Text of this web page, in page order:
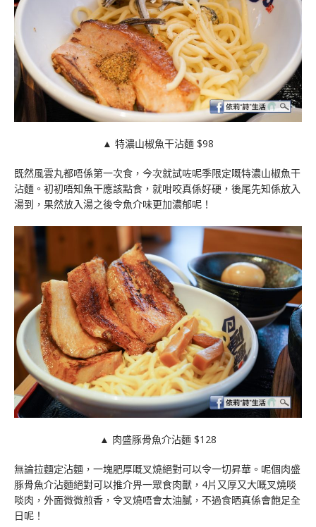
▲ 特濃山椒魚干沾麵 $98
既然風雲丸都唔係第一次食，今次就試咗呢季限定嘅特濃山椒魚干
沾麵。初初唔知魚干應該點食，就咁咬真係好硬，後尾先知係放入
湯到，果然放入湯之後令魚介味更加濃郁呢！
▲ 肉盛豚骨魚介沾麵 $128
無論拉麵定沾麵，一塊肥厚嘅叉燒絕對可以令一切昇華。呢個肉盛
豚骨魚介沾麵絕對可以推介畀一眾食肉獸，4片又厚又大嘅叉燒啖
啖肉，外面微微煎香，令叉燒唔會太油膩，不過食晒真係會飽足全
日呢！